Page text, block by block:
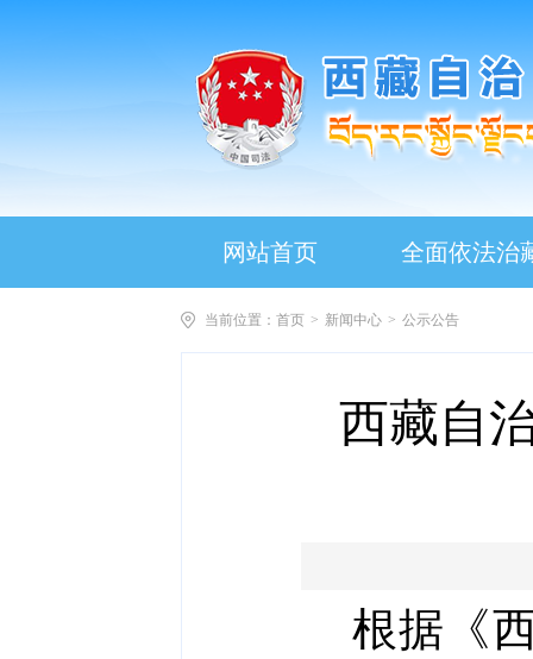
网站首页 全面依法治
当前位置： 首页 > 新闻中心 > 公示公告
西藏自
根据 《